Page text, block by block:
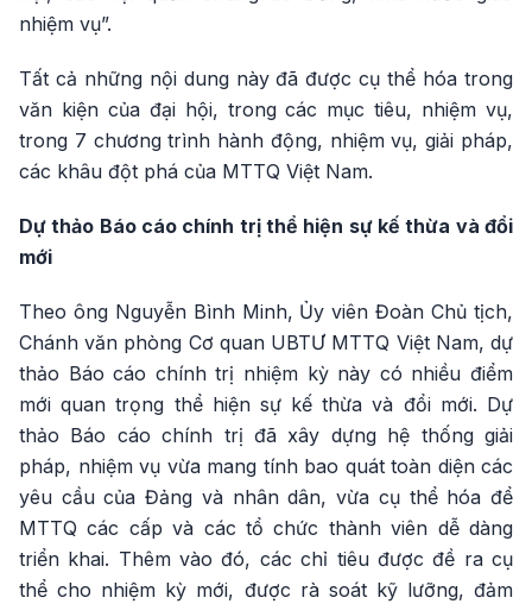
nhiệm vụ”.
Tất cả những nội dung này đã được cụ thể hóa trong
văn kiện của đại hội, trong các mục tiêu, nhiệm vụ,
trong 7 chương trình hành động, nhiệm vụ, giải pháp,
các khâu đột phá của MTTQ Việt Nam.
Dự thảo Báo cáo chính trị thể hiện sự kế thừa và đổi
mới
Theo ông Nguyễn Bình Minh, Ủy viên Đoàn Chủ tịch,
Chánh văn phòng Cơ quan UBTƯ MTTQ Việt Nam, dự
thảo Báo cáo chính trị nhiệm kỳ này có nhiều điểm
mới quan trọng thể hiện sự kế thừa và đổi mới. Dự
thảo Báo cáo chính trị đã xây dựng hệ thống giải
pháp, nhiệm vụ vừa mang tính bao quát toàn diện các
yêu cầu của Đảng và nhân dân, vừa cụ thể hóa để
MTTQ các cấp và các tổ chức thành viên dễ dàng
triển khai. Thêm vào đó, các chỉ tiêu được đề ra cụ
thể cho nhiệm kỳ mới, được rà soát kỹ lưỡng, đảm